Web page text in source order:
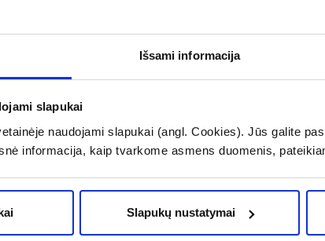
Išsami informacija
slapukai
naudojami slapukai (angl. Cookies). Jūs galite
informacija, kaip tvarkome asmens duomenis,
Slapukų nustatymai
rankų muilas
IR MIGDOLŲ,
4,78 €
ATTITUDE skystas rankų
473 ml
8,35 € 8,79 €